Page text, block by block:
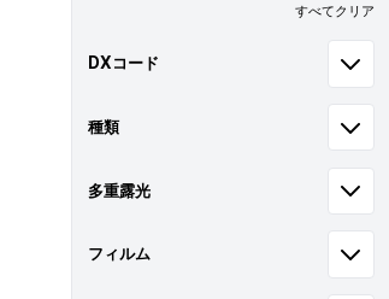
すべてクリア
DXコード
種類
多重露光
フィルム